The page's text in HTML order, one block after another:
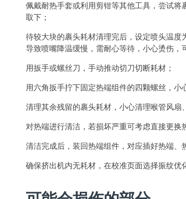
佩戴耐热手套或利用剪钳等其他工具，尝试
取下；
待较大块的裹头耗材清理完后，设定喷头温
导致喷嘴降温缓慢，需耐心等待，小心烫伤，
用扳手或螺丝刀，手动推动切刀切断耗材；
用六角扳手拧下固定热端组件的四颗螺丝，小
清理其余残留的裹头耗材，小心清理喉管风扇
对热端进行清洁，若损坏严重可考虑直接更换
清洁完成后，装回热端组件，对应插好热端、
确保挤出机内无耗材，在校准页面选择振纹优